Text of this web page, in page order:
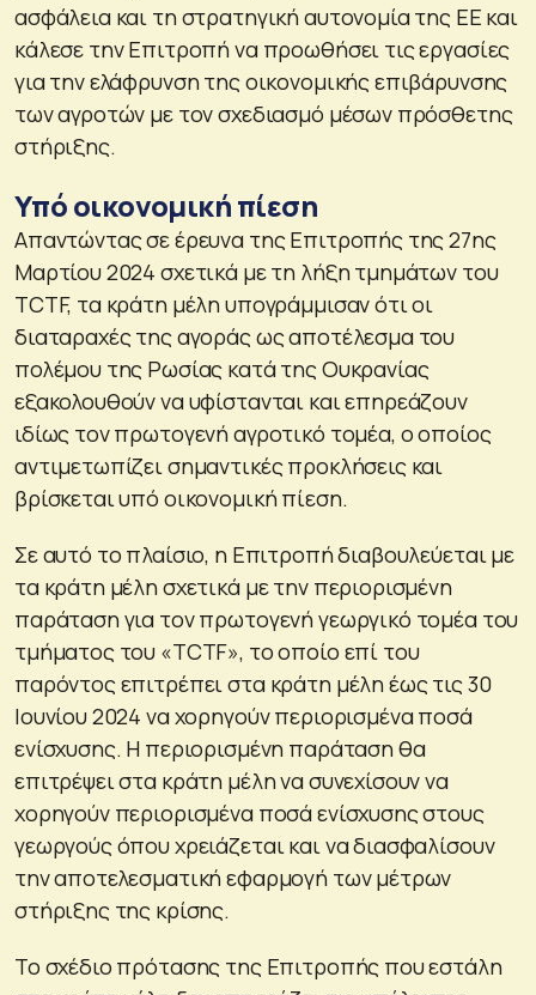
ασφάλεια και τη στρατηγική αυτονομία της ΕΕ και
κάλεσε την Επιτροπή να προωθήσει τις εργασίες
για την ελάφρυνση της οικονομικής επιβάρυνσης
των αγροτών με τον σχεδιασμό μέσων πρόσθετης
στήριξης.
Υπό οικονομική πίεση
Απαντώντας σε έρευνα της Επιτροπής της 27ης
Μαρτίου 2024 σχετικά με τη λήξη τμημάτων του
TCTF, τα κράτη μέλη υπογράμμισαν ότι οι
διαταραχές της αγοράς ως αποτέλεσμα του
πολέμου της Ρωσίας κατά της Ουκρανίας
εξακολουθούν να υφίστανται και επηρεάζουν
ιδίως τον πρωτογενή αγροτικό τομέα, ο οποίος
αντιμετωπίζει σημαντικές προκλήσεις και
βρίσκεται υπό οικονομική πίεση.
Σε αυτό το πλαίσιο, η Επιτροπή διαβουλεύεται με
τα κράτη μέλη σχετικά με την περιορισμένη
παράταση για τον πρωτογενή γεωργικό τομέα του
τμήματος του «TCTF», το οποίο επί του
παρόντος επιτρέπει στα κράτη μέλη έως τις 30
Ιουνίου 2024 να χορηγούν περιορισμένα ποσά
ενίσχυσης. Η περιορισμένη παράταση θα
επιτρέψει στα κράτη μέλη να συνεχίσουν να
χορηγούν περιορισμένα ποσά ενίσχυσης στους
γεωργούς όπου χρειάζεται και να διασφαλίσουν
την αποτελεσματική εφαρμογή των μέτρων
στήριξης της κρίσης.
Το σχέδιο πρότασης της Επιτροπής που εστάλη